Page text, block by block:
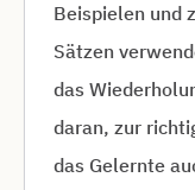
Beispielen und
Sätzen
das
daran, zur
das Gelernte